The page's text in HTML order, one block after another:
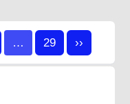
… 29 ››